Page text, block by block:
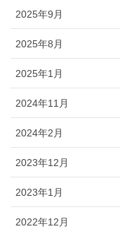
2025年9月
2025年8月
2025年1月
2024年11月
2024年2月
2023年12月
2023年1月
2022年12月